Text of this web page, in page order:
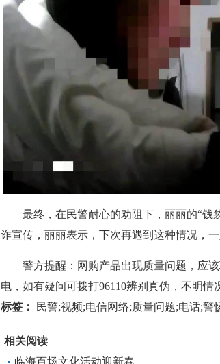
最终，在民警耐心的劝阻下，丽丽的“钱
诈宣传，丽丽表示，下次再遇到这种情况，
警方提醒：网购产品出现质量问题，应该
电，如有疑问可拨打96110辨别真伪，不明情
标签：
民警;视频;电信网络;质量问题;电话;警
相关阅读
临海百场文化活动迎新春